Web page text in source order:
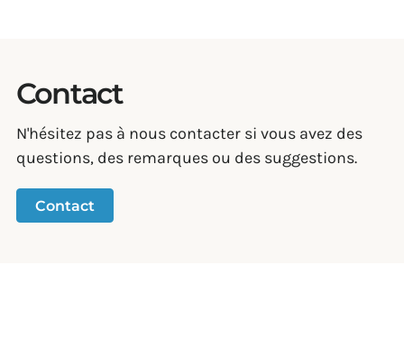
Contact
N'hésitez pas à nous contacter si vous avez des
questions, des remarques ou des suggestions.
Contact